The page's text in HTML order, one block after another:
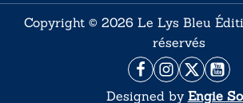
Copyright © 2026 Le Lys Bleu
réservés
Designed by Engie